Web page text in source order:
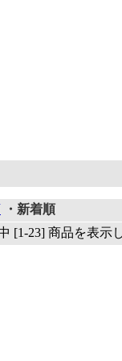
・新着順
[1-23] 商品を表示